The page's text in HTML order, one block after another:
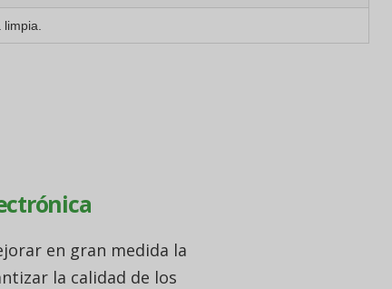
en gran medida la
la calidad de los